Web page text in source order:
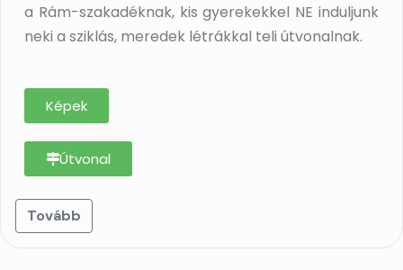
a Rám-szakadéknak, kis gyerekekkel NE induljunk
neki a sziklás, meredek létrákkal teli útvonalnak.
Képek
Útvonal
Tovább